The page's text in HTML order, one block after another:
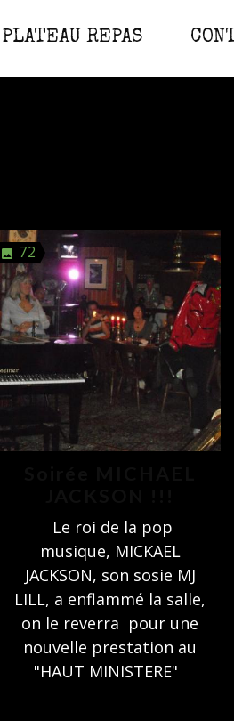
PLATEAU REPAS
72
Le roi de la pop
musique, MICKAEL
JACKSON, son sosie MJ
LILL, a enflammé la salle,
on le reverra pour une
nouvelle prestation au
"HAUT MINISTERE"